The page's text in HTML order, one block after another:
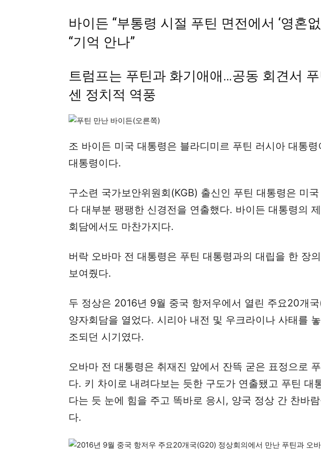
바이든 “부통령 시절 푸틴 면전에서 ‘영혼
“기억 안나”
트럼프는 푸틴과 화기애애…공동 회견서
센 정치적 역풍
조 바이든 미국 대통령은 블라디미르 푸틴 러시아 대통
대통령이다.
구소련 국가보안위원회(KGB) 출신인 푸틴 대통령은 미
다 대부분 팽팽한 신경전을 연출했다. 바이든 대통령의
회담에서도 마찬가지다.
버락 오바마 전 대통령은 푸틴 대통령과의 대립을 한 장
보여줬다.
두 정상은 2016년 9월 중국 항저우에서 열린 주요20개
양자회담을 열었다. 시리아 내전 및 우크라이나 사태를
조되던 시기였다.
오바마 전 대통령은 취재진 앞에서 잔뜩 굳은 표정으로
다. 키 차이로 내려다보는 듯한 구도가 연출됐고 푸틴 대
다는 듯 눈에 힘을 주고 똑바로 응시, 양국 정상 간 찬바
다.